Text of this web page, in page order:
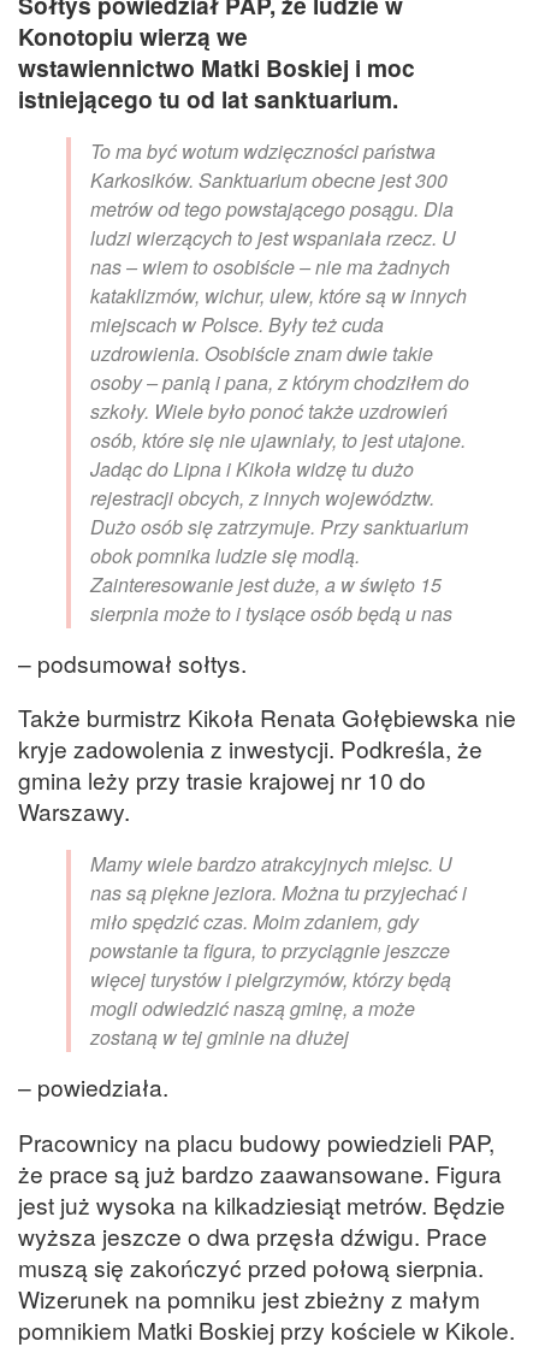
Konotopiu wierzą we
wstawiennictwo Matki Boskiej i moc
istniejącego tu od lat sanktuarium.
To ma być wotum wdzięczności państwa
Karkosików. Sanktuarium obecne jest 300
metrów od tego powstającego posągu. Dla
ludzi wierzących to jest wspaniała rzecz. U
nas – wiem to osobiście – nie ma żadnych
kataklizmów, wichur, ulew, które są w innych
miejscach w Polsce. Były też cuda
uzdrowienia. Osobiście znam dwie takie
osoby – panią i pana, z którym chodziłem do
szkoły. Wiele było ponoć także uzdrowień
osób, które się nie ujawniały, to jest utajone.
Jadąc do Lipna i Kikoła widzę tu dużo
rejestracji obcych, z innych województw.
Dużo osób się zatrzymuje. Przy sanktuarium
obok pomnika ludzie się modlą.
Zainteresowanie jest duże, a w święto 15
sierpnia może to i tysiące osób będą u nas
– podsumował sołtys.
Także burmistrz Kikoła Renata Gołębiewska nie
kryje zadowolenia z inwestycji. Podkreśla, że
gmina leży przy trasie krajowej nr 10 do
Warszawy.
Mamy wiele bardzo atrakcyjnych miejsc. U
nas są piękne jeziora. Można tu przyjechać i
miło spędzić czas. Moim zdaniem, gdy
powstanie ta figura, to przyciągnie jeszcze
więcej turystów i pielgrzymów, którzy będą
mogli odwiedzić naszą gminę, a może
zostaną w tej gminie na dłużej
– powiedziała.
Pracownicy na placu budowy powiedzieli PAP,
że prace są już bardzo zaawansowane. Figura
jest już wysoka na kilkadziesiąt metrów. Będzie
wyższa jeszcze o dwa przęsła dźwigu. Prace
muszą się zakończyć przed połową sierpnia.
Wizerunek na pomniku jest zbieżny z małym
pomnikiem Matki Boskiej przy kościele w Kikole.